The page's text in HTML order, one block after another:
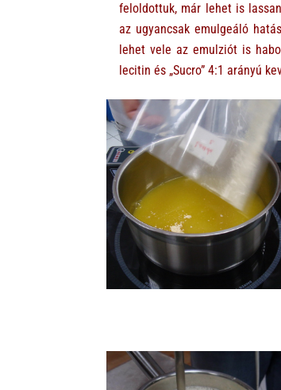
feloldottuk, már lehet is
az ugyancsak emulgeáló
lehet vele az emulziót is
lecitin és „Sucro” 4:1 arányú